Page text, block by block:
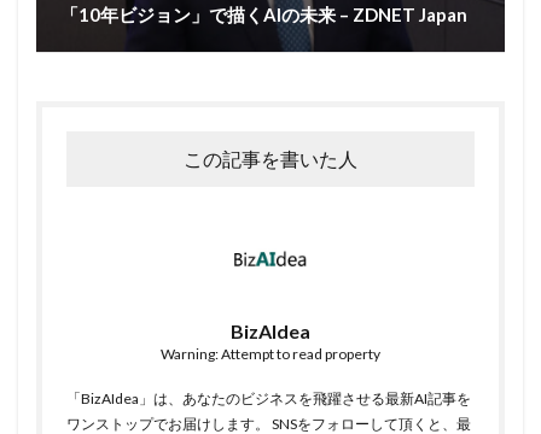
「10年ビジョン」で描くAIの未来 – ZDNET Japan
この記事を書いた人
BizAIdea
Warning: Attempt to read property
「BizAIdea」は、あなたのビジネスを飛躍させる最新AI記事を
ワンストップでお届けします。 SNSをフォローして頂くと、最